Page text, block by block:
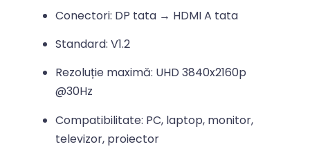
Conectori: DP tata → HDMI A tata
Standard: V1.2
Rezoluție maximă: UHD 3840x2160p
@30Hz
Compatibilitate: PC, laptop, monitor,
televizor, proiector